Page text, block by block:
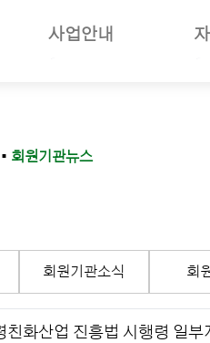
사업안내
등급판정기준및절차안내
회원기관뉴스
회원기관소식 회
친화산업 진흥법 시행령 일